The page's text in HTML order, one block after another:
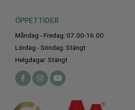
ÖPPETTIDER
Måndag - Fredag: 07.00-16.00
Lördag - Söndag: Stängt
Helgdagar: Stängt